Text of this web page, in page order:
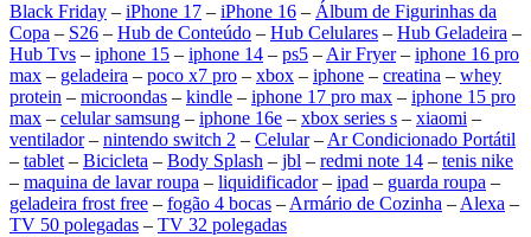
Black Friday – iPhone 17 – iPhone 16 – Álbum de Figurinhas da
Copa – S26 – Hub de Conteúdo – Hub Celulares – Hub Geladeira –
Hub Tvs – iphone 15 – iphone 14 – ps5 – Air Fryer– iphone 16 pro
max – geladeira – poco x7 pro – xbox – iphone – creatina – whey
protein – microondas – kindle – iphone 17 pro max – iphone 15 pro
max – celular samsung – iphone 16e – xbox series s – xiaomi –
ventilador– nintendo switch 2 – Celular– Ar Condicionado Portátil
– tablet – Bicicleta – Body Splash – jbl – redmi note 14 – tenis nike
– maquina de lavar roupa – liquidificador– ipad – guarda roupa –
geladeira frost free – fogão 4 bocas – Armário de Cozinha – Alexa –
TV 50 polegadas – TV 32 polegadas